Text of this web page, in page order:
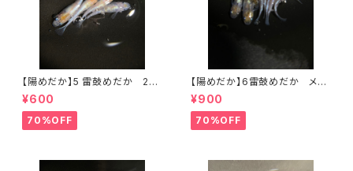
【陽めだか】5 雷鼓めだか 2ペ
ア 【現物】
¥600
70%OFF
【陽めだか】6雷鼓めだか メス
6オス2 【現物】
¥900
70%OFF